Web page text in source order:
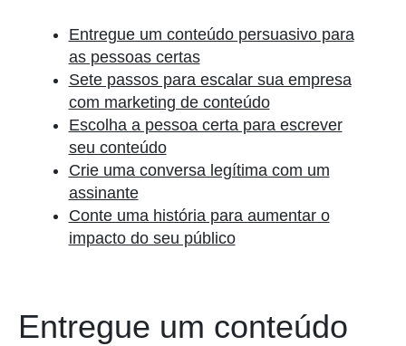
Entregue um conteúdo persuasivo para
as pessoas certas
Sete passos para escalar sua empresa
com marketing de conteúdo
Escolha a pessoa certa para escrever
seu conteúdo
Crie uma conversa legítima com um
assinante
Conte uma história para aumentar o
impacto do seu público
Entregue um conteúdo